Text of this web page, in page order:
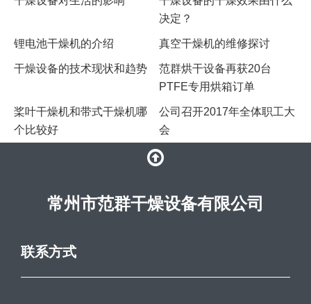
决定？
锂电池干燥机的介绍 真空干燥机的维修探讨
​干燥设备的技术现状和趋势
范群烘干设备再获20台
PTFE专用烘箱订单
桨叶干燥机和带式干燥机哪
个比较好
公司召开2017年全体职工大
会
常州市范群干燥设备有限公司
联系方式